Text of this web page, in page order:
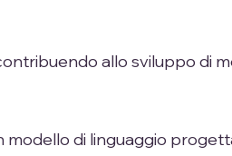
allo sviluppo di
modello di linguaggio